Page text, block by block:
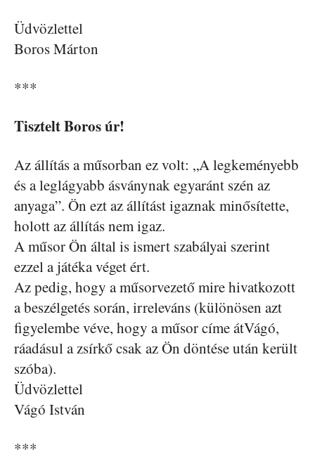
Üdvözlettel
Boros Márton
***
Tisztelt Boros úr!
Az állítás a műsorban ez volt: „A legkeményebb
és a leglágyabb ásványnak egyaránt szén az
anyaga”. Ön ezt az állítást igaznak minősítette,
holott az állítás nem igaz.
A műsor Ön által is ismert szabályai szerint
ezzel a játéka véget ért.
Az pedig, hogy a műsorvezető mire hivatkozott
a beszélgetés során, irreleváns (különösen azt
figyelembe véve, hogy a műsor címe átVágó,
ráadásul a zsírkő csak az Ön döntése után került
szóba).
Üdvözlettel
Vágó István
***